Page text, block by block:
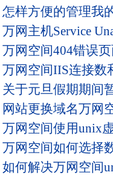
怎样方便的管理我
万网主机Service
万网空间404错误
万网空间IIS连接数
关于元旦假期期间
网站更换域名万网
万网空间使用unix
万网空间如何选择
如何解决万网空间